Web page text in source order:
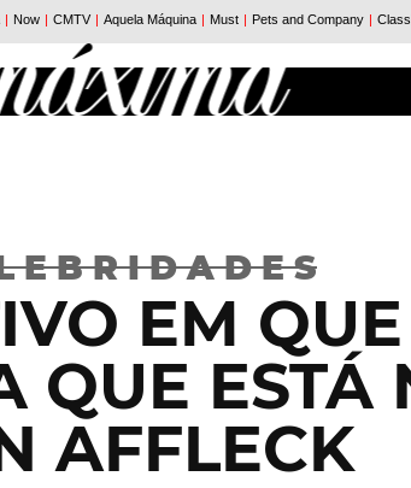
EM
QUE ESTÁ
AFFLECK